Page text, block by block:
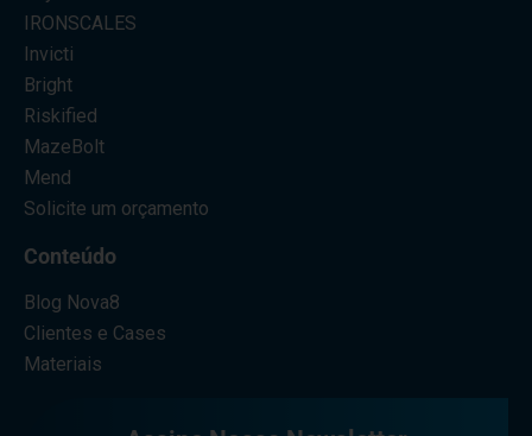
IRONSCALES
Invicti
Bright
Riskified
MazeBolt
Mend
Solicite um orçamento
Conteúdo
Blog Nova8
Clientes e Cases
Materiais